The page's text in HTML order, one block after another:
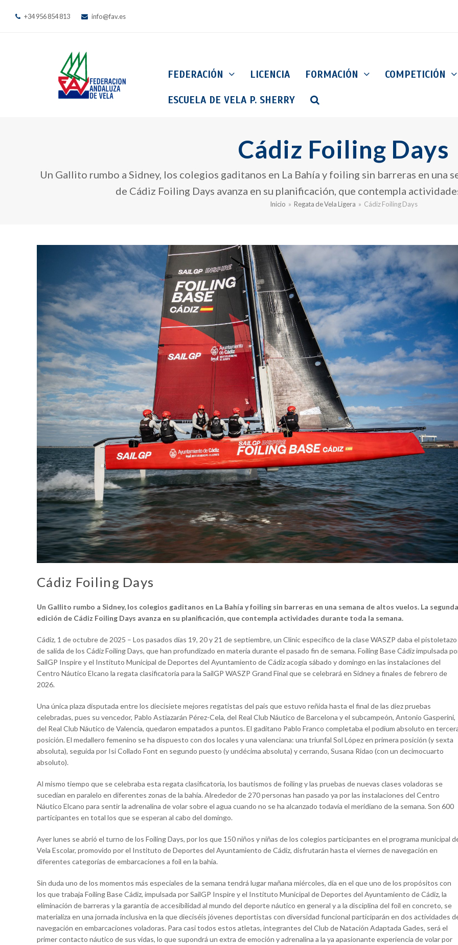
+34 956 854 813 info@fav.es
FEDERACIÓN LICENCIA FORMACIÓN COMPETICIÓN
ESCUELA DE VELA P. SHERRY
Cádiz Foiling Days
Un Gallito rumbo a Sidney, los colegios gaditanos en La Bahía y foiling sin barreras en una
de Cádiz Foiling Days avanza en su planificación, que contempla
Inicio » Regata de Vela Ligera » Cádiz Foiling Days
Cádiz Foiling Days
Un Gallito rumbo a Sidney, los colegios gaditanos en La Bahía y foiling sin barreras en una semana de altos vuelos. La segunda
edición de Cádiz Foiling Days avanza en su planificación, que contempla actividades durante toda la semana.
Cádiz, 1 de octubre de 2025 – Los pasados días 19, 20 y 21 de septiembre, un Clinic específico de la clase WASZP daba el pistoletazo
de salida de los Cádiz Foiling Days, que han profundizado en materia durante el pasado fin de semana. Foiling Base Cádiz impulsada
SailGP Inspire y el Instituto Municipal de Deportes del Ayuntamiento de Cádiz acogía sábado y domingo en las instalaciones del
Centro Náutico Elcano la regata clasificatoria para la SailGP WASZP Grand Final que se celebrará en Sidney a finales de febrero de
2026.
Una única plaza disputada entre los diecisiete mejores regatistas del país que estuvo reñida hasta el final de las diez pruebas
celebradas, pues su vencedor, Pablo Astiazarán Pérez-Cela, del Real Club Náutico de Barcelona y el subcampeón, Antonio Gasperini,
del Real Club Náutico de Valencia, quedaron empatados a puntos. El gaditano Pablo Franco completaba el podium absoluto en
posición. El medallero femenino se ha dispuesto con dos locales y una valenciana: una triunfal Sol López en primera posición (y sexta
absoluta), seguida por Isi Collado Font en segundo puesto (y undécima absoluta) y cerrando, Susana Ridao (con un decimocuarto
absoluto).
Al mismo tiempo que se celebraba esta regata clasificatoria, los bautismos de foiling y las pruebas de nuevas clases voladoras se
sucedían en paralelo en diferentes zonas de la bahía. Alrededor de 270 personas han pasado ya por las instalaciones del Centro
Náutico Elcano para sentir la adrenalina de volar sobre el agua cuando no se ha alcanzado todavía el meridiano de la semana. Son 600
participantes en total los que se esperan al cabo del domingo.
Ayer lunes se abrió el turno de los Foiling Days, por los que 150 niños y niñas de los colegios participantes en el programa municipal
Vela Escolar, promovido por el Instituto de Deportes del Ayuntamiento de Cádiz, disfrutarán hasta el viernes de navegación en
diferentes categorías de embarcaciones a foil en la bahía.
Sin duda uno de los momentos más especiales de la semana tendrá lugar mañana miércoles, día en el que uno de los propósitos con
los que trabaja Foiling Base Cádiz, impulsada por SailGP Inspire y el Instituto Municipal de Deportes del Ayuntamiento de Cádiz, la
eliminación de barreras y la garantía de accesibilidad al mundo del deporte náutico en general y a la disciplina del foil en concreto, se
materializa en una jornada inclusiva en la que dieciséis jóvenes deportistas con diversidad funcional participarán en dos actividades
navegación en embarcaciones voladoras. Para casi todos estos atletas, integrantes del Club de Natación Adaptada Gades, será el
primer contacto náutico de sus vidas, lo que supondrá un extra de emoción y adrenalina a la ya apasionante experiencia de volar por